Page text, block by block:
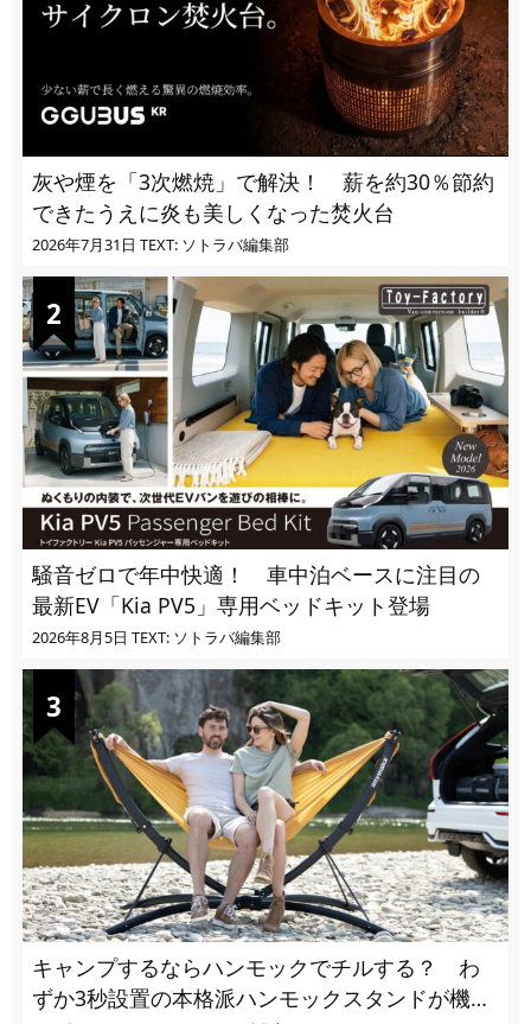
灰や煙を「3次燃焼」で解決！ 薪を約30％節約
できたうえに炎も美しくなった焚火台
2026年7月31日 TEXT: ソトラバ編集部
騒音ゼロで年中快適！ 車中泊ベースに注目の
最新EV「Kia PV5」専用ベッドキット登場
2026年8月5日 TEXT: ソトラバ編集部
キャンプするならハンモックでチルする？ わ
ずか3秒設置の本格派ハンモックスタンドが機能